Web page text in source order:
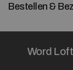
Bestellen &
Word